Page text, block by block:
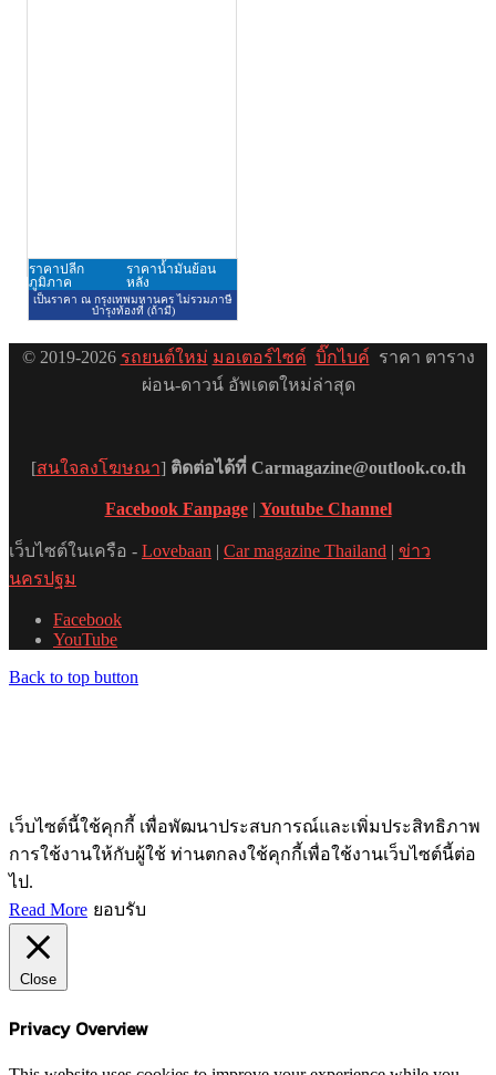
© 2019-2026 รถยนต์ใหม่ มอเตอร์ไซค์ บิ๊กไบค์ ราคา ตาราง
ผ่อน-ดาวน์ อัพเดตใหม่ล่าสุด
[สนใจลงโฆษณา] ติดต่อได้ที่ Carmagazine@outlook.co.th
Facebook Fanpage| Youtube Channel
เว็บไซต์ในเครือ - Lovebaan | Car magazine Thailand | ข่าว
นครปฐม
Facebook
YouTube
Back to top button
เว็บไซต์นี้ใช้คุกกี้ เพื่อพัฒนาประสบการณ์และเพิ่มประสิทธิภาพ
การใช้งานให้กับผู้ใช้ ท่านตกลงใช้คุกกี้เพื่อใช้งานเว็บไซต์นี้ต่อ
ไป.
Read More ยอบรับ
Close
Privacy Overview